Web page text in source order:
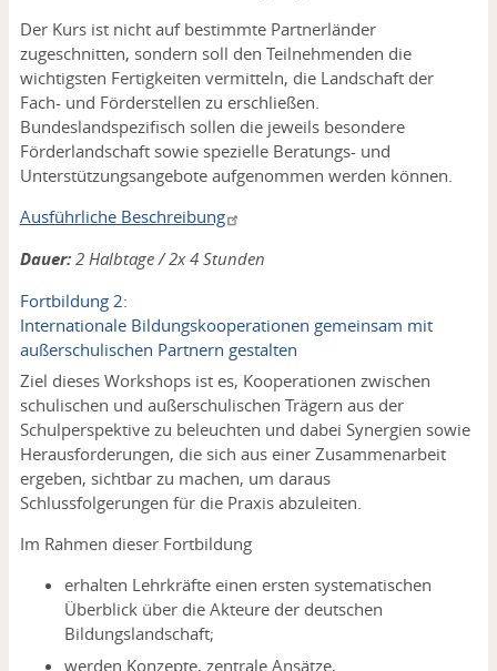
Der Kurs ist nicht auf bestimmte Partnerländer
zugeschnitten, sondern soll den Teilnehmenden die
wichtigsten Fertigkeiten vermitteln, die Landschaft der
Fach- und Förderstellen zu erschließen.
Bundeslandspezifisch sollen die jeweils besondere
Förderlandschaft sowie spezielle Beratungs- und
Unterstützungsangebote aufgenommen werden können.
Ausführliche Beschreibung
Dauer: 2 Halbtage / 2x 4 Stunden
Fortbildung 2:
Internationale Bildungskooperationen gemeinsam mit
außerschulischen Partnern gestalten
Ziel dieses Workshops ist es, Kooperationen zwischen
schulischen und außerschulischen Trägern aus der
Schulperspektive zu beleuchten und dabei Synergien sowie
Herausforderungen, die sich aus einer Zusammenarbeit
ergeben, sichtbar zu machen, um daraus
Schlussfolgerungen für die Praxis abzuleiten.
Im Rahmen dieser Fortbildung
erhalten Lehrkräfte einen ersten systematischen
Überblick über die Akteure der deutschen
Bildungslandschaft;
werden Konzepte, zentrale Ansätze,